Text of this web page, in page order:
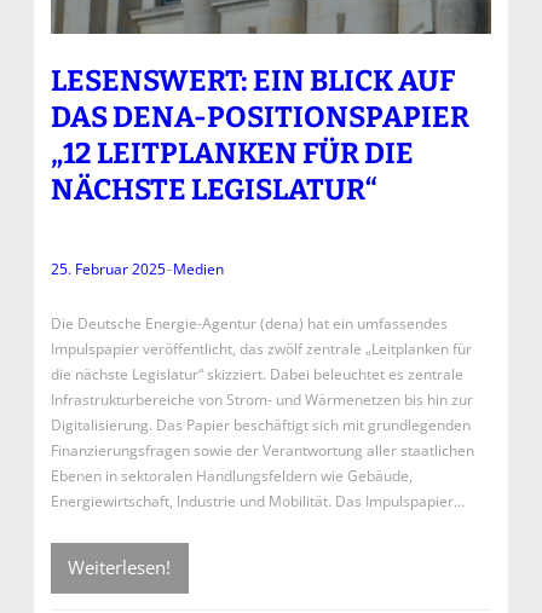
LESENSWERT: EIN BLICK AUF
DAS DENA-POSITIONSPAPIER
„12 LEITPLANKEN FÜR DIE
NÄCHSTE LEGISLATUR“
25. Februar 2025–Medien
Die Deutsche Energie-Agentur (dena) hat ein umfassendes
Impulspapier veröffentlicht, das zwölf zentrale „Leitplanken für
die nächste Legislatur“ skizziert. Dabei beleuchtet es zentrale
Infrastrukturbereiche von Strom- und Wärmenetzen bis hin zur
Digitalisierung. Das Papier beschäftigt sich mit grundlegenden
Finanzierungsfragen sowie der Verantwortung aller staatlichen
Ebenen in sektoralen Handlungsfeldern wie Gebäude,
Energiewirtschaft, Industrie und Mobilität. Das Impulspapier…
Weiterlesen!